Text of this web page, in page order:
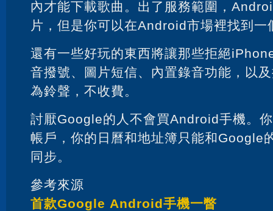
內才能下載歌曲。出了服務範圍，
片，但是你可以在Android市場裡找到一
還有一些好玩的東西將讓那些拒絕
音撥號、圖片短信、內置錄音功能，以
為鈴聲，不收費。
討厭Google的人不會買Android手機。
帳戶，你的日曆和地址簿只能和Google
同步。
參考來源
首款Google Android手機一瞥